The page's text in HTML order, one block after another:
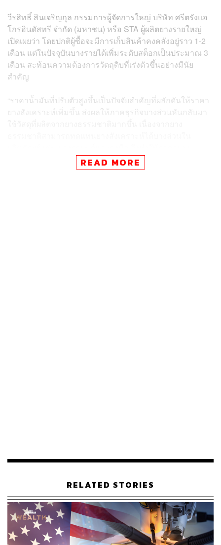
วีรสิทธิ์ สินเจริญกุล กรรมการผู้จัดการใหญ่ บริษัท ศรีตรังแอ
โกรอินดัสทรี จำกัด (มหาชน) หรือ STA ผู้ผลิตยางรายใหญ่
เปิดเผยว่า โดยปกติผู้ซื้อจะมีการเก็บสินค้าคงคลังอยู่ราว 1-2
เดือน แต่ในปัจจุบันบางรายได้เพิ่มระดับสต็อกเป็นประมาณ 3
เดือน สะท้อนความต้องการวัตถุดิบที่เร่งตัวขึ้นอย่างมีนัย
สำคัญ
“ราคาน้ำมันที่ปรับตัวสูงขึ้นเป็นปัจจัยสำคัญที่ผลักดันให้ราคา
ยางสังเคราะห์เพิ่มขึ้น ส่งผลให้ภาคธุรกิจบางส่วนหันกลับมา
ธรรมชาติปรับตัวสูงตามไปด้วย”
เมษายนปีที่ผ่านมา หลังจากประธานาธิบดีโดนัลด์ ทรัมป์ของ
สหรัฐฯ ประกาศมาตรการภาษี ซึ่งสร้างความกังวลต่อการ
ชะลอตัวของเศรษฐกิจและยอดขายรถยนต์ทั่วโลก โดยนัก
ลงทุนและกองทุนเฮดจ์ฟันด์ได้เข้ามาเทขายสินทรัพย์หลาย
ประเภท รวมถึงยางธรรมชาติ
READ MORE
RELATED STORIES